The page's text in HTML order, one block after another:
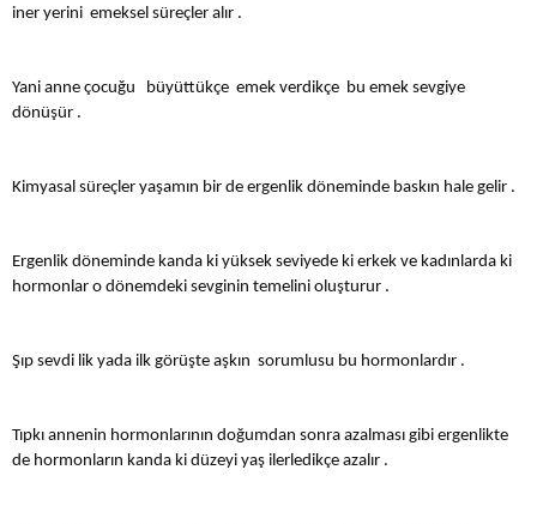
iner yerini emeksel süreçler alır .
Yani anne çocuğu büyüttükçe emek verdikçe bu emek sevgiye
dönüşür .
Kimyasal süreçler yaşamın bir de ergenlik döneminde baskın hale gelir .
Ergenlik döneminde kanda ki yüksek seviyede ki erkek ve kadınlarda ki
hormonlar o dönemdeki sevginin temelini oluşturur .
Şıp sevdi lik yada ilk görüşte aşkın sorumlusu bu hormonlardır .
Tıpkı annenin hormonlarının doğumdan sonra azalması gibi ergenlikte
de hormonların kanda ki düzeyi yaş ilerledikçe azalır .